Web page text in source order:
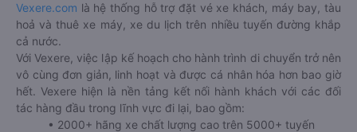
Vexere.com là hệ thống hỗ trợ đặt vé xe khách, máy bay, tàu
hoả và thuê xe máy, xe du lịch trên nhiều tuyến đường khắp
cả nước.
Với Vexere, việc lập kế hoạch cho hành trình di chuyển trở nên
vô cùng đơn giản, linh hoạt và được cá nhân hóa hơn bao giờ
hết. Vexere hiện là nền tảng kết nối hành khách với các đối
tác hàng đầu trong lĩnh vực đi lại, bao gồm:
• 2000+ hãng xe chất lượng cao trên 5000+ tuyến